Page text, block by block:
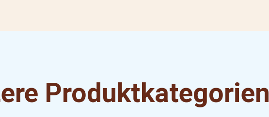
Produktkategorien